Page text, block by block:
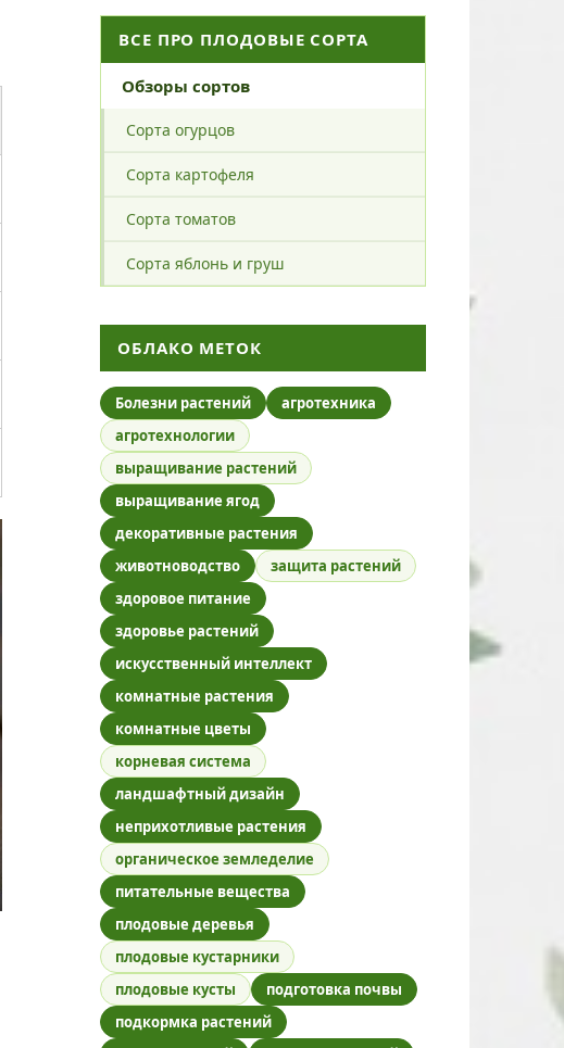
ВСЕ ПРО ПЛОДОВЫЕ СОРТА
Обзоры сортов
Сорта огурцов
Сорта картофеля
Сорта томатов
Сорта яблонь и груш
ОБЛАКО МЕТОК
Болезни растений
агротехника
агротехнологии
выращивание растений
выращивание ягод
декоративные растения
животноводство
защита растений
здоровое питание
здоровье растений
искусственный интеллект
комнатные растения
комнатные цветы
корневая система
ландшафтный дизайн
неприхотливые растения
органическое земледелие
питательные вещества
плодовые деревья
плодовые кустарники
плодовые кусты
подготовка почвы
подкормка растений